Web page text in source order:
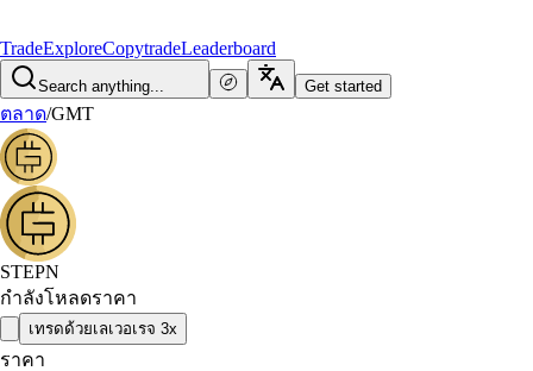
TradeExploreCopytradeLeaderboard
Search anything... Get started
ตลาด/GMT
STEPN
กำลังโหลดราคา
เทรดด้วยเลเวอเรจ 3x
ราคา